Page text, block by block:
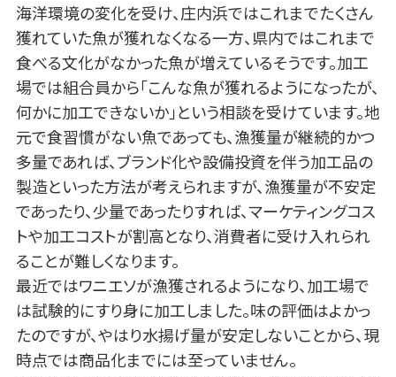
海洋環境の変化を受け、庄内浜ではこれまでたくさん
獲れていた魚が獲れなくなる一方、県内ではこれまで
食べる文化がなかった魚が増えているそうです。加工
場では組合員から「こんな魚が獲れるようになったが、
何かに加工できないか」という相談を受けています。地
元で食習慣がない魚であっても、漁獲量が継続的かつ
多量であれば、ブランド化や設備投資を伴う加工品の
製造といった方法が考えられますが、漁獲量が不安定
であったり、少量であったりすれば、マーケティングコス
トや加工コストが割高となり、消費者に受け入れられ
ることが難しくなります。
最近ではワニエソが漁獲されるようになり、加工場で
は試験的にすり身に加工しました。味の評価はよかっ
たのですが、やはり水揚げ量が安定しないことから、現
時点では商品化までには至っていません。